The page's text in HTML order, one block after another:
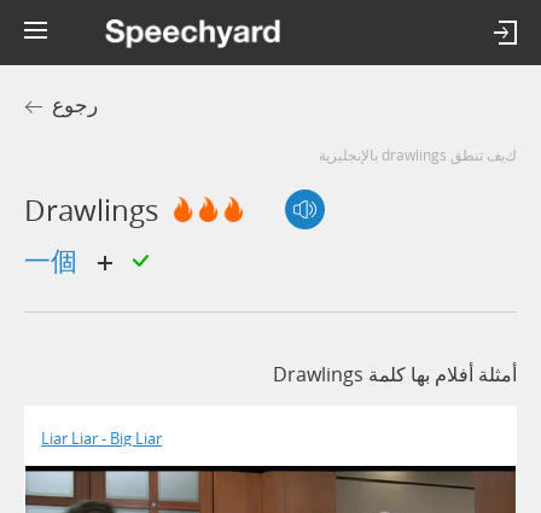
رجوع
كيف تنطق drawlings بالإنجليزية
Drawlings
一個
أمثلة أفلام بها كلمة Drawlings
Liar Liar - Big Liar